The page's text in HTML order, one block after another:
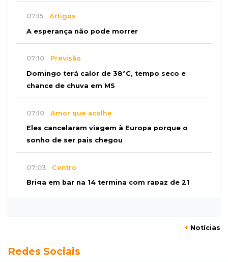
07:15 Artigos
A esperança não pode morrer
07:10 Previsão
Domingo terá calor de 38°C, tempo seco e
chance de chuva em MS
07:10 Amor que acolhe
Eles cancelaram viagem à Europa porque o
sonho de ser pais chegou
07:03 Centro
Briga em bar na 14 termina com rapaz de 21
promessas, mas deixam a conta para depois
+ Notícias
Redes Sociais